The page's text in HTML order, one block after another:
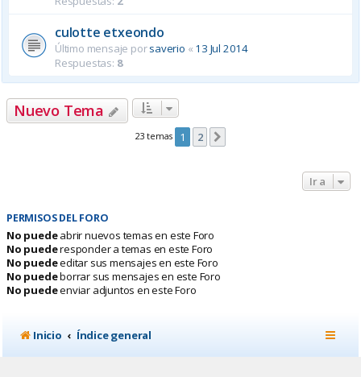
culotte etxeondo
Último mensaje porsaverio « 13 Jul 2014
Respuestas: 8
Nuevo Tema
23 temas 1 2
Ir a
PERMISOS DEL FORO
No puedeabrir nuevos temas en este Foro
No puederesponder a temas en este Foro
No puedeeditar sus mensajes en este Foro
No puedeborrar sus mensajes en este Foro
No puedeenviar adjuntos en este Foro
Inicio Índice general